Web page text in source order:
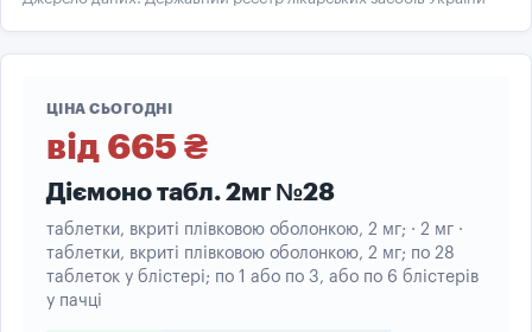
ЦІНА СЬОГОДНІ
від 665 ₴
Діємоно табл. 2мг №28
таблетки, вкриті плівковою оболонкою, 2 мг; · 2 мг ·
таблетки, вкриті плівковою оболонкою, 2 мг; по 28
таблеток у блістері; по 1 або по 3, або по 6 блістерів
у пачці